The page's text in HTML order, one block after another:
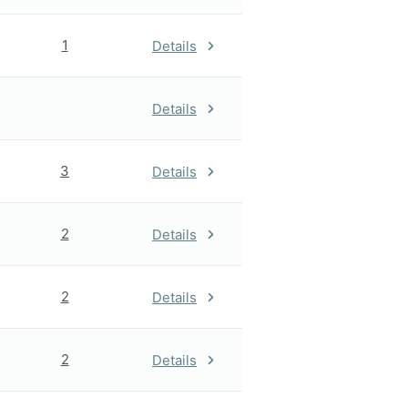
1 Details
Details
3 Details
2 Details
2 Details
2 Details